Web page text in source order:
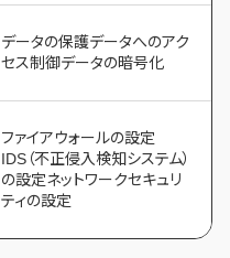
データの保護データへのアク
セス制御データの暗号化
ファイアウォールの設定
IDS（不正侵入検知システム）
の設定ネットワークセキュリ
ティの設定